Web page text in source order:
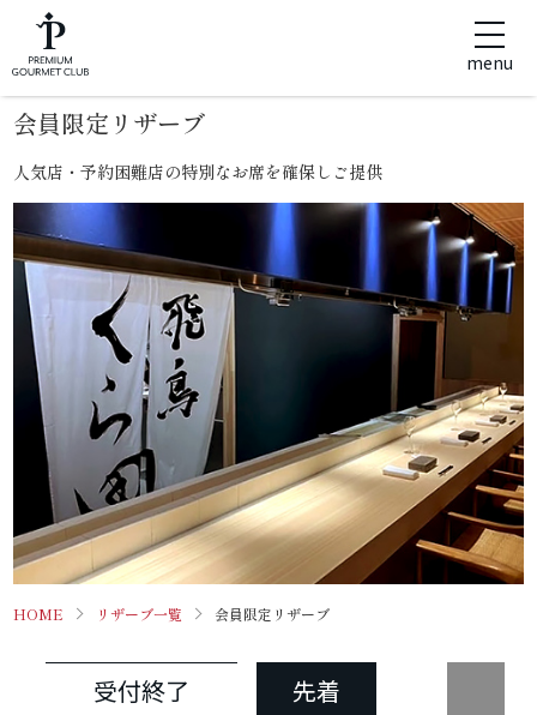
menu
会員限定リザーブ
人気店・予約困難店の特別なお席を確保しご提供
HOME リザーブ一覧 会員限定リザーブ
受付終了 先着